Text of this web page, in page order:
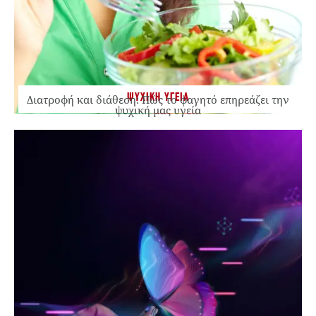
ΨΥΧΙΚΗ ΥΓΕΙΑ
Διατροφή και διάθεση: Πώς το φαγητό επηρεάζει την
ψυχική μας υγεία